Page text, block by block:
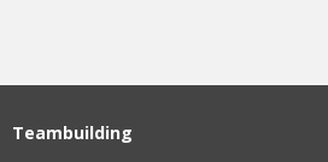
Teambuilding